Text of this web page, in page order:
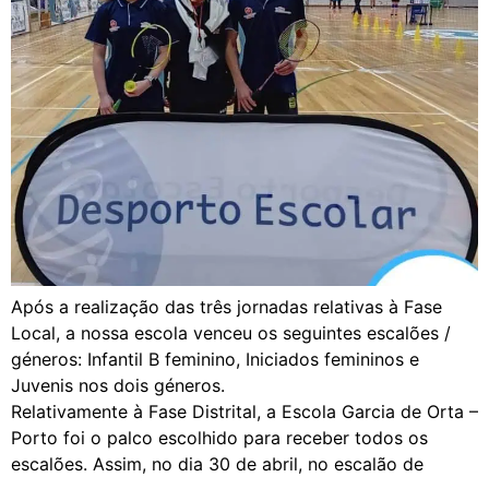
Após a realização das três jornadas relativas à Fase
Local, a nossa escola venceu os seguintes escalões /
géneros: Infantil B feminino, Iniciados femininos e
Juvenis nos dois géneros.
Relativamente à Fase Distrital, a Escola Garcia de Orta –
Porto foi o palco escolhido para receber todos os
escalões. Assim, no dia 30 de abril, no escalão de